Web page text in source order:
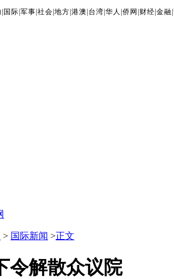
国际 |军事 |社会 |地方 |港澳 台湾 |华人 |侨网 财经 |金融 |
> 国际新闻 >正文
令解散众议院